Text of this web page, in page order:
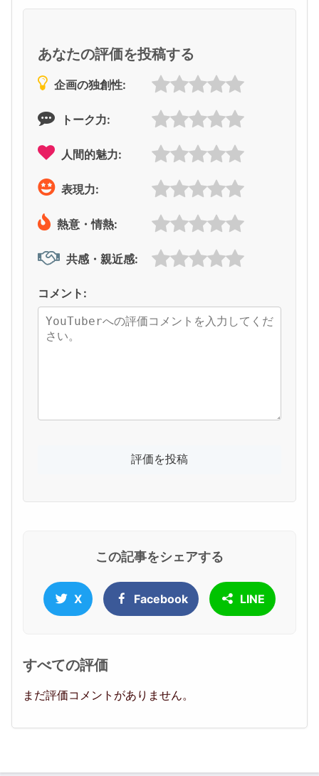
あなたの評価を投稿する
企画の独創性:
トーク力:
人間的魅力:
表現力:
熱意・情熱:
共感・親近感:
コメント:
この記事をシェアする
X Facebook LINE
すべての評価
まだ評価コメントがありません。